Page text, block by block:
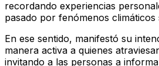
recordando experiencias
pasado por fenómenos climáticos
En ese sentido, manifestó su
manera activa a quienes
invitando a las personas a